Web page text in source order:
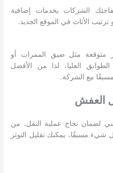
الشركات بخدمات إضافية
ترتيب الأثاث في الموقع الجديد.
متوقعة مثل ضيق الممرات أو
العليا، لذا من الأفضل
مع الشركة.
العفش
لضمان نجاح عملية النقل. من
مسبقًا، يمكنك تقليل التوتر